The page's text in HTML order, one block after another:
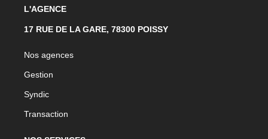
L'AGENCE
17 RUE DE LA GARE, 78300 POISSY
Nos agences
Gestion
Syndic
Transaction